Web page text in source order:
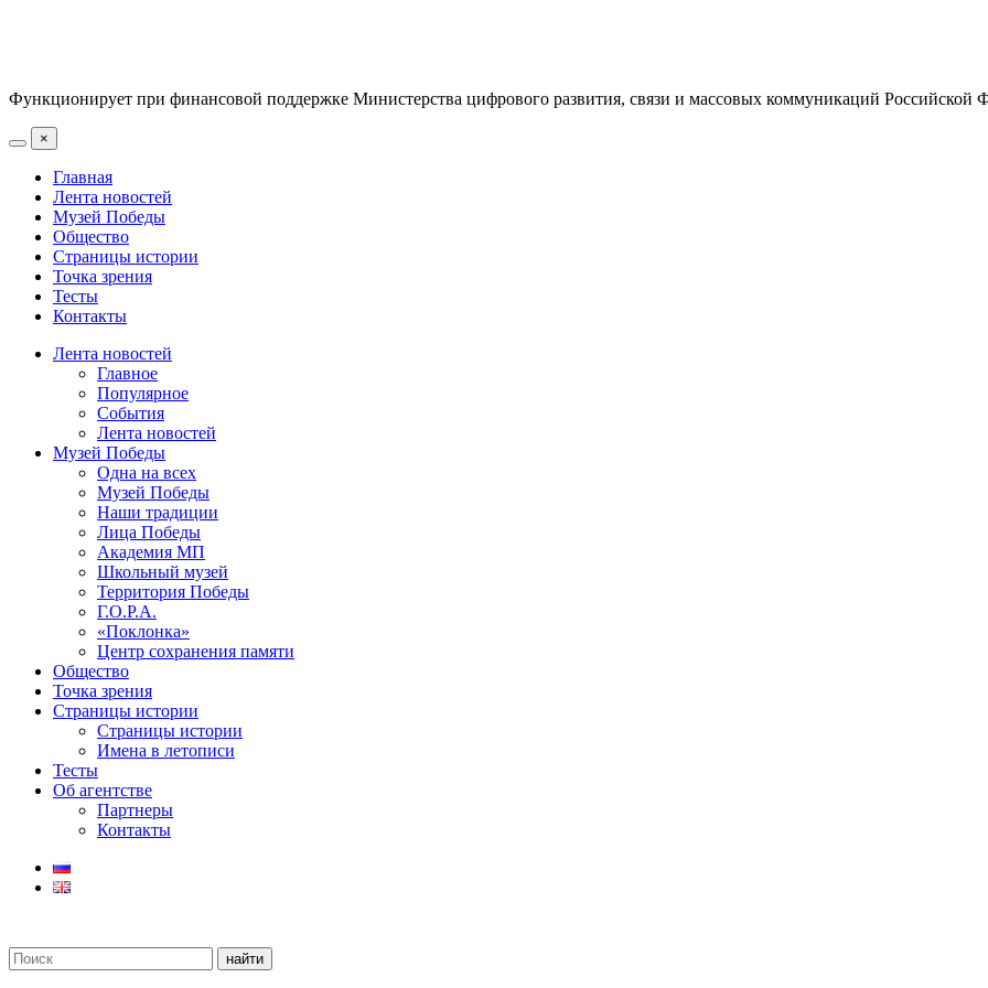
Функционирует при финансовой поддержке Министерства цифрового развития, связи и массовых коммуникаций Российской
×
Главная
Лента новостей
Музей Победы
Общество
Страницы истории
Точка зрения
Тесты
Контакты
Лента новостей
Главное
Популярное
События
Лента новостей
Музей Победы
Одна на всех
Музей Победы
Наши традиции
Лица Победы
Академия МП
Школьный музей
Территория Победы
Г.О.Р.А.
«Поклонка»
Центр сохранения памяти
Общество
Точка зрения
Страницы истории
Страницы истории
Имена в летописи
Тесты
Об агентстве
Партнеры
Контакты